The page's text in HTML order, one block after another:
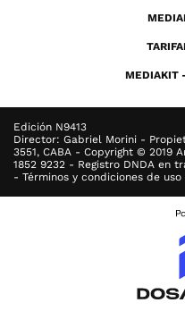
MEDIAKIT
Edición N9413
Director: Gabriel Morini -
3551, CABA - Copyright © 2019
1852 9232 - Registro DNDA en
- Términos y condiciones de uso